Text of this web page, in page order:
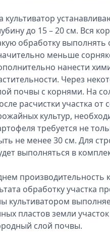
культиватор
до 15 – 20 см. Вся
обработку
меньше
нанести
Через
почвы с корнями. На
расчистки участка
культур,
требуется не
не менее 30 см. Для
выполняться в
производительность
обработку участка
культиватором
пластов земли
слой почвы.